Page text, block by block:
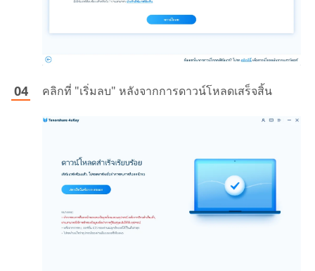
คลิกที่ "เริ่มลบ" หลังจากการดาวน์โหลดเสร็จสิ้น